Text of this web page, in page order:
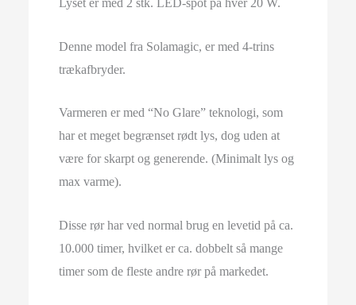
Lyset er med 2 stk. LED-spot på hver 20 W.
Denne model fra Solamagic, er med 4-trins
trækafbryder.
Varmeren er med “No Glare” teknologi, som
har et meget begrænset rødt lys, dog uden at
være for skarpt og generende. (Minimalt lys og
max varme).
Disse rør har ved normal brug en levetid på ca.
10.000 timer, hvilket er ca. dobbelt så mange
timer som de fleste andre rør på markedet.